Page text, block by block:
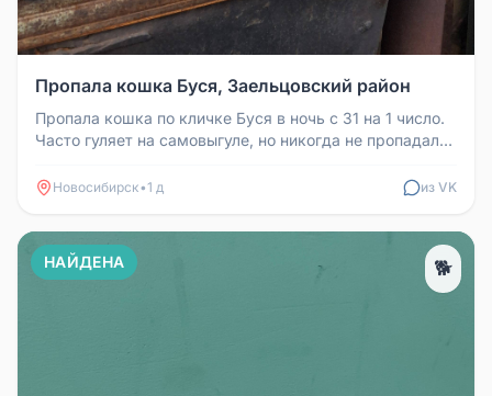
Пропала кошка Буся, Заельцовский район
Пропала кошка по кличке Буся в ночь с 31 на 1 число.
Часто гуляет на самовыгуле, но никогда не пропадала
Новосибирск•1 д из VK
НАЙДЕНА 🐕